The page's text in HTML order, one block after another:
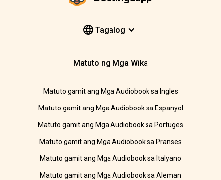
Tagalog
Matuto ng Mga Wika
Matuto gamit ang Mga Audiobook sa Ingles
Matuto gamit ang Mga Audiobook sa Espanyol
Matuto gamit ang Mga Audiobook sa Portuges
Matuto gamit ang Mga Audiobook sa Pranses
Matuto gamit ang Mga Audiobook sa Italyano
Matuto gamit ang Mga Audiobook sa Aleman